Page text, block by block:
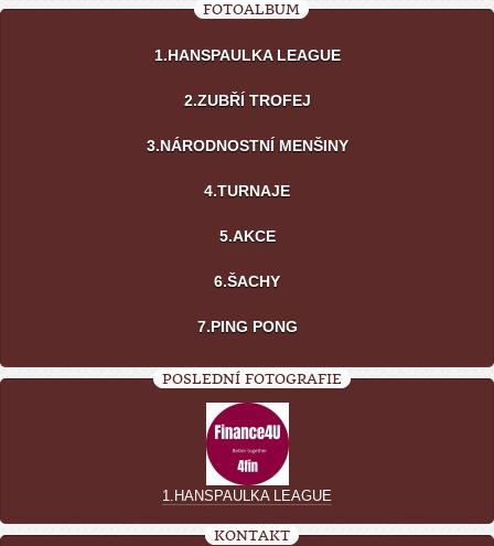
FOTOALBUM
1.HANSPAULKA LEAGUE
2.ZUBŘÍ TROFEJ
3.NÁRODNOSTNÍ MENŠINY
4.TURNAJE
5.AKCE
6.ŠACHY
7.PING PONG
POSLEDNÍ FOTOGRAFIE
1.HANSPAULKA LEAGUE
KONTAKT